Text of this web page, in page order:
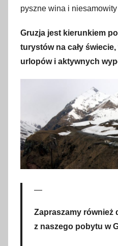
a
r
0
pyszne wina i niesamowity
Gruzja jest kierunkiem
turystów na cały
urlopów i aktywnych
Zapraszamy również
z naszego pobytu w